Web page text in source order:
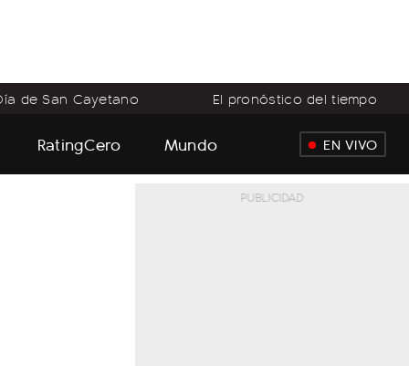
de San Cayetano El pronóstico del tiempo
RatingCero Mundo EN VIVO